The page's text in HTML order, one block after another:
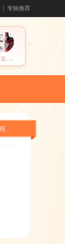
专辑推荐
一
念逍遥国风修仙